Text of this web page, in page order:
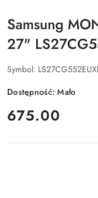
Samsung
27"
Symbol:
Dostępność:Mało
cena:
675.00